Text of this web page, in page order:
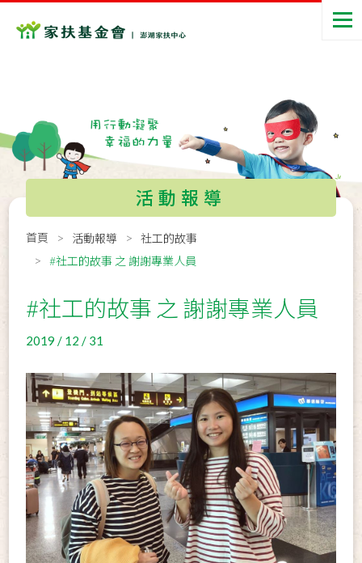
活動報導
首頁 活動報導
社工的故事
#社工的故事 之 謝謝專業人員
#社工的故事 之 謝謝專業人員
2019 / 12 / 31